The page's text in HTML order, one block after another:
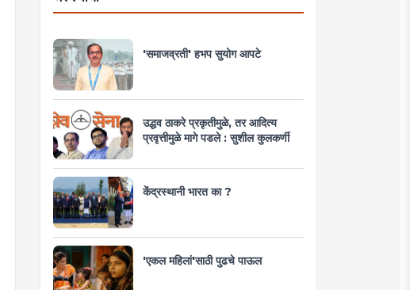
'समाजव्रती' हभप सुयोग आपटे
उद्धव ठाकरे प्रकृतीमुळे, तर आदित्य
प्रवृत्तीमुळे मागे पडले : सुशील कुलकर्णी
केंद्रस्थानी भारत का ?
'एकल महिलां'साठी पुढचे पाऊल